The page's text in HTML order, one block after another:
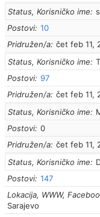
Status, Korisničko ime
Postovi 10
Pridružen/a čet feb 11,
Status, Korisničko ime
Postovi 97
Pridružen/a čet feb 11,
Status, Korisničko ime
Postovi 0
Pridružen/a čet feb 11,
Status, Korisničko ime
Postovi 147
Lokacija, WWW,
Sarajevo